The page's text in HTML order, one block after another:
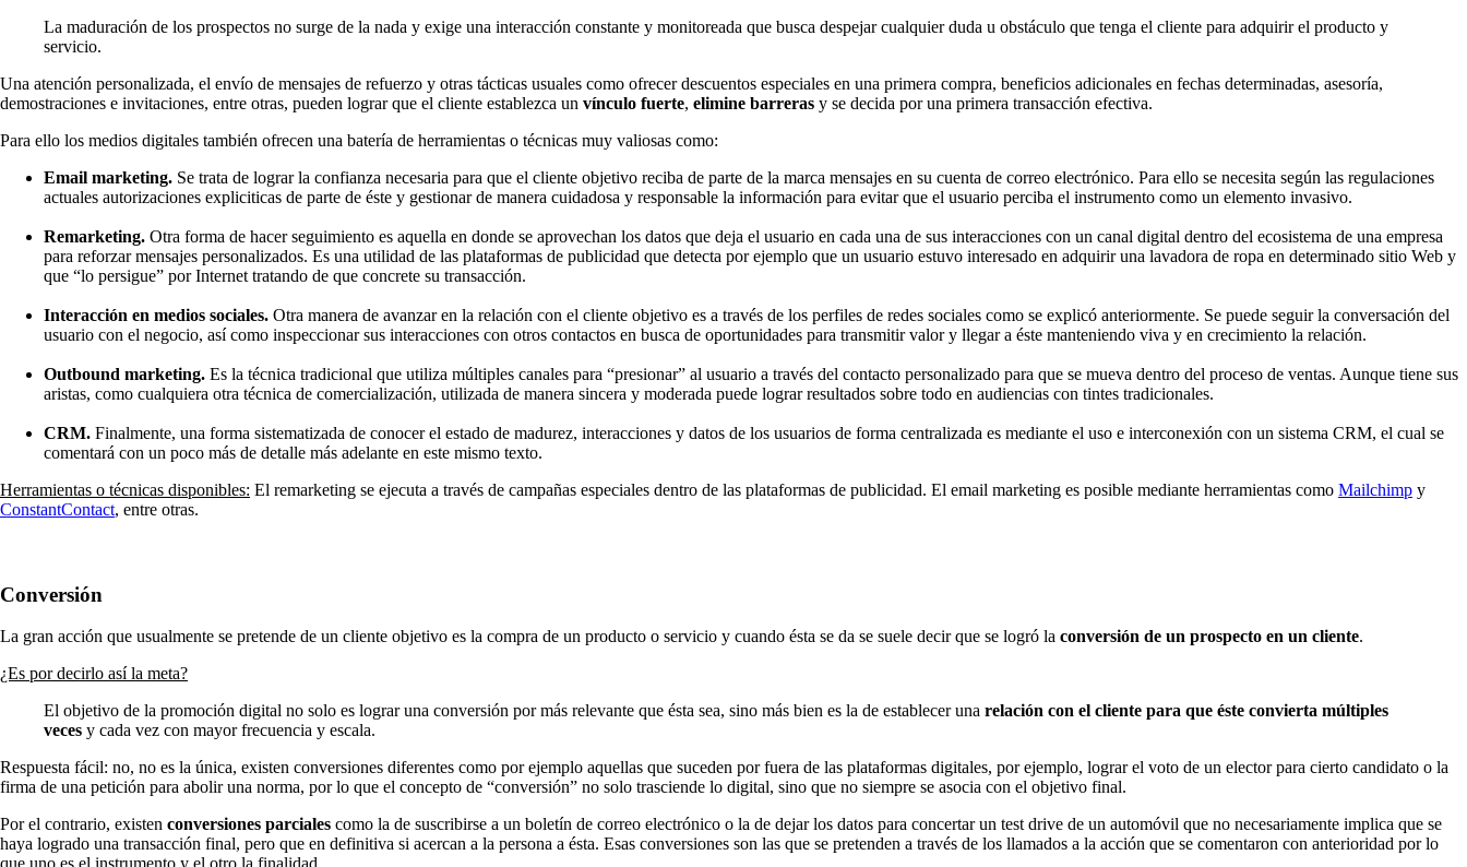
La maduración de los prospectos no surge de la nada y exige una interacción constante y monitoreada que busca despejar cualquier duda u obstáculo que tenga el cliente para adquirir el producto y
servicio.
Una atención personalizada, el envío de mensajes de refuerzo y otras tácticas usuales como ofrecer descuentos especiales en una primera compra, beneficios adicionales en fechas determinadas, asesoría,
demostraciones e invitaciones, entre otras, pueden lograr que el cliente establezca un vínculo fuerte, elimine barreras y se decida por una primera transacción efectiva.
Para ello los medios digitales también ofrecen una batería de herramientas o técnicas muy valiosas como:
Email marketing. Se trata de lograr la confianza necesaria para que el cliente objetivo reciba de parte de la marca mensajes en su cuenta de correo electrónico. Para ello se necesita según las regulaciones
actuales autorizaciones expliciticas de parte de éste y gestionar de manera cuidadosa y responsable la información para evitar que el usuario perciba el instrumento como un elemento invasivo.
Remarketing. Otra forma de hacer seguimiento es aquella en donde se aprovechan los datos que deja el usuario en cada una de sus interacciones con un canal digital dentro del ecosistema de una empresa
para reforzar mensajes personalizados. Es una utilidad de las plataformas de publicidad que detecta por ejemplo que un usuario estuvo interesado en adquirir una lavadora de ropa en determinado sitio Web y
que “lo persigue” por Internet tratando de que concrete su transacción.
Interacción en medios sociales. Otra manera de avanzar en la relación con el cliente objetivo es a través de los perfiles de redes sociales como se explicó anteriormente. Se puede seguir la conversación del
usuario con el negocio, así como inspeccionar sus interacciones con otros contactos en busca de oportunidades para transmitir valor y llegar a éste manteniendo viva y en crecimiento la relación.
Outbound marketing. Es la técnica tradicional que utiliza múltiples canales para “presionar” al usuario a través del contacto personalizado para que se mueva dentro del proceso de ventas. Aunque tiene sus
aristas, como cualquiera otra técnica de comercialización, utilizada de manera sincera y moderada puede lograr resultados sobre todo en audiencias con tintes tradicionales.
CRM. Finalmente, una forma sistematizada de conocer el estado de madurez, interacciones y datos de los usuarios de forma centralizada es mediante el uso e interconexión con un sistema CRM, el cual se
comentará con un poco más de detalle más adelante en este mismo texto.
Herramientas o técnicas disponibles: El remarketing se ejecuta a través de campañas especiales dentro de las plataformas de publicidad. El email marketing es posible mediante herramientas como Mailchimp y
ConstantContact, entre otras.
Conversión
La gran acción que usualmente se pretende de un cliente objetivo es la compra de un producto o servicio y cuando ésta se da se suele decir que se logró la conversión de un prospecto en un cliente.
¿Es por decirlo así la meta?
El objetivo de la promoción digital no solo es lograr una conversión por más relevante que ésta sea, sino más bien es la de establecer una relación con el cliente para que éste convierta múltiples
veces y cada vez con mayor frecuencia y escala.
Respuesta fácil: no, no es la única, existen conversiones diferentes como por ejemplo aquellas que suceden por fuera de las plataformas digitales, por ejemplo, lograr el voto de un elector para cierto candidato o la
firma de una petición para abolir una norma, por lo que el concepto de “conversión” no solo trasciende lo digital, sino que no siempre se asocia con el objetivo final.
Por el contrario, existen conversiones parciales como la de suscribirse a un boletín de correo electrónico o la de dejar los datos para concertar un test drive de un automóvil que no necesariamente implica que se
haya logrado una transacción final, pero que en definitiva si acercan a la persona a ésta. Esas conversiones son las que se pretenden a través de los llamados a la acción que se comentaron con anterioridad por lo